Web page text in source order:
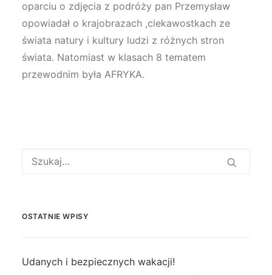
oparciu o zdjęcia z podróży pan Przemysław
opowiadał o krajobrazach ,ciekawostkach ze
świata natury i kultury ludzi z różnych stron
świata. Natomiast w klasach 8 tematem
przewodnim była AFRYKA.
OSTATNIE WPISY
Udanych i bezpiecznych wakacji!